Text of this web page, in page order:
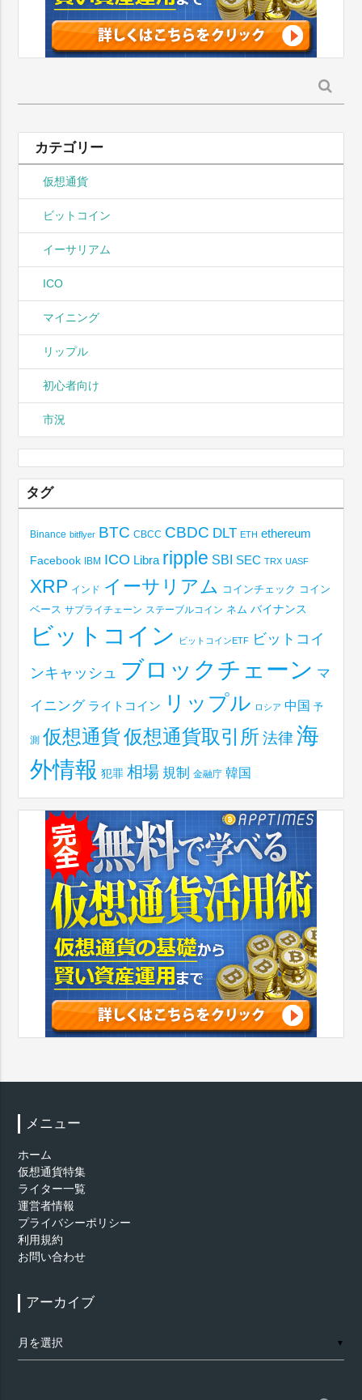
索:
カテゴリー
仮想通貨
ビットコイン
イーサリアム
ICO
マイニング
リップル
初心者向け
市況
タグ
Binance bitflyer BTC CBCC CBDC DLT ETH ethereum
Facebook IBM ICO Libra ripple SBI SEC TRX UASF
XRP インド イーサリアム コインチェック コイン
ベース サプライチェーン ステーブルコイン ネム バイナンス
ビットコイン ビットコインETF ビットコイ
ンキャッシュ ブロックチェーン マ
イニング ライトコイン リップル ロシア 中国 予
測 仮想通貨仮想通貨取引所 法律 海
外情報 犯罪 相場 規制 金融庁 韓国
メニュー
ホーム
仮想通貨特集
ライター一覧
運営者情報
プライバシーポリシー
利用規約
お問い合わせ
アーカイブ
ー
カ
▼